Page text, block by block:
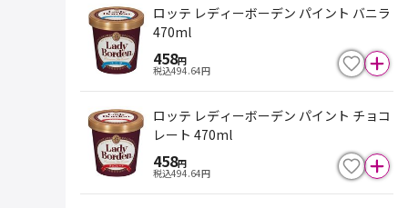
ロッテ レディーボーデン パイント バニラ
470ml
458円
税込494.64円
ロッテ レディーボーデン パイント チョコ
レート 470ml
458円
税込494.64円